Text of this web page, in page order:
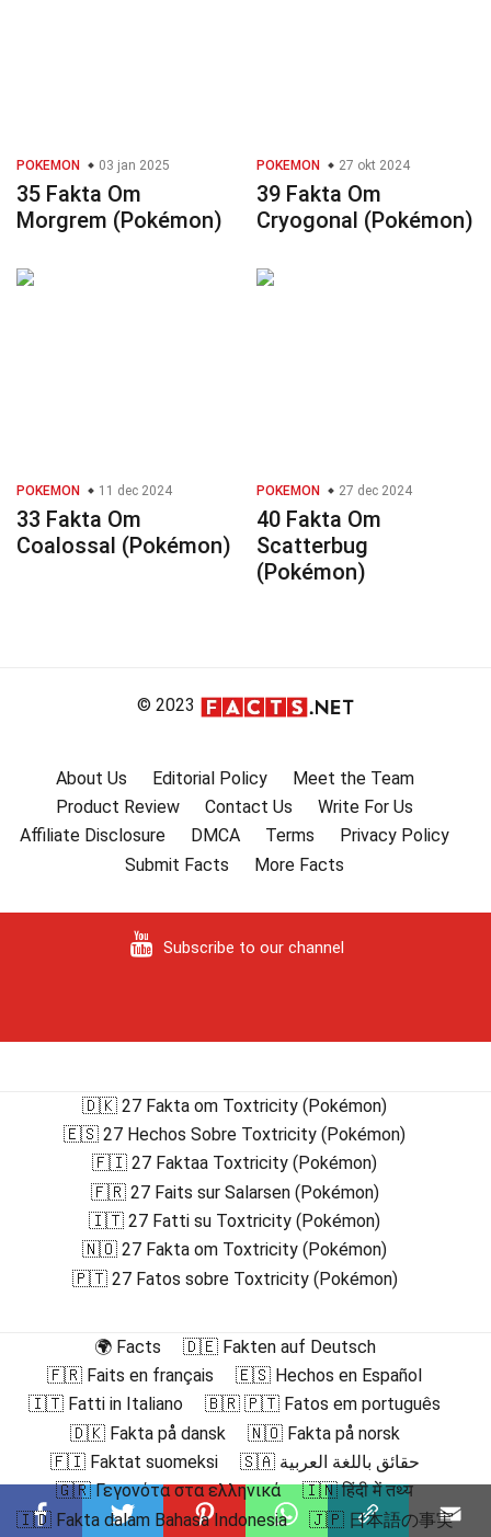
POKEMON 03 jan 2025
35 Fakta Om
Morgrem (Pokémon)
POKEMON 27 okt 2024
39 Fakta Om
Cryogonal (Pokémon)
POKEMON 11 dec 2024
33 Fakta Om
Coalossal (Pokémon)
POKEMON 27 dec 2024
40 Fakta Om
Scatterbug
(Pokémon)
© 2023
About Us Editorial Policy
Meet the Team
Product Review
Contact Us
Write For Us
Affiliate Disclosure
DMCA Terms
Privacy Policy
Submit Facts
More Facts
Subscribe to our channel
🇩🇰 27 Fakta om Toxtricity (Pokémon)
🇪🇸 27 Hechos Sobre Toxtricity (Pokémon)
🇫🇮 27 Faktaa Toxtricity (Pokémon)
🇫🇷 27 Faits sur Salarsen (Pokémon)
🇮🇹 27 Fatti su Toxtricity (Pokémon)
🇳🇴 27 Fakta om Toxtricity (Pokémon)
🇵🇹 27 Fatos sobre Toxtricity (Pokémon)
🌍 Facts
🇩🇪 Fakten auf Deutsch
🇫🇷 Faits en français
🇪🇸 Hechos en Español
🇮🇹 Fatti in Italiano
🇧🇷 🇵🇹 Fatos em português
🇩🇰 Fakta på dansk
🇳🇴 Fakta på norsk
🇫🇮 Faktat suomeksi
🇸🇦 حقائق باللغة العربية
🇬🇷 Γεγονότα στα ελληνικά
🇮🇳 हिंदी में तथ्य
🇮🇩 Fakta dalam Bahasa Indonesia
🇯🇵 日本語の事実